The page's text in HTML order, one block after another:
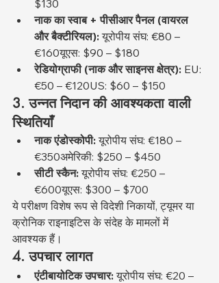
$130
नाक का स्वाब + पीसीआर पैनल (वायरल
और बैक्टीरियल): यूरोपीय संघ: €80 –
€160यूएस: $90 – $180
रेडियोग्राफी (नाक और साइनस क्षेत्र): EU:
€50 – €120US: $60 – $150
3. उन्नत निदान की आवश्यकता वाली
स्थितियाँ
नाक एंडोस्कोपी: यूरोपीय संघ: €180 –
€350अमेरिकी: $250 – $450
सीटी स्कैन: यूरोपीय संघ: €250 –
€600यूएस: $300 – $700
ये परीक्षण विशेष रूप से विदेशी निकायों, ट्यूमर या
क्रोनिक राइनाइटिस के संदेह के मामलों में
आवश्यक हैं।
4. उपचार लागत
एंटीबायोटिक उपचार: यूरोपीय संघ: €20 –